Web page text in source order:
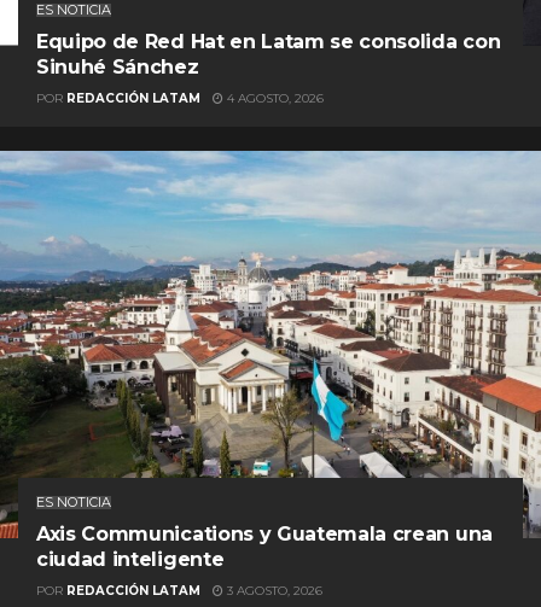
ES NOTICIA
Equipo de Red Hat en Latam se consolida con
Sinuhé Sánchez
POR REDACCIÓN LATAM 4 AGOSTO, 2026
ES NOTICIA
Axis Communications y Guatemala crean una
ciudad inteligente
POR REDACCIÓN LATAM 3 AGOSTO, 2026